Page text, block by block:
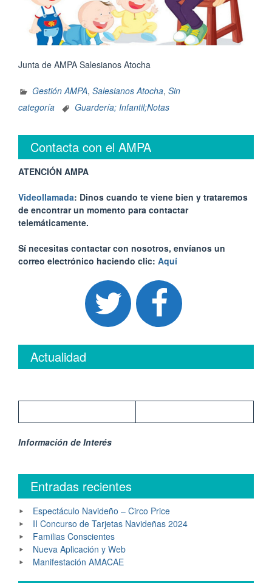
Junta de AMPA Salesianos Atocha
Gestión AMPA, Salesianos Atocha, Sin
categoría
Guardería; Infantil;Notas
Contacta con el AMPA
ATENCIÓN AMPA
Videollamada: Dinos cuando te viene bien y trataremos
de encontrar un momento para contactar
telemáticamente.
Sí necesitas contactar con nosotros, envíanos un
correo electrónico haciendo clic: Aquí
Actualidad
Información de Interés
Entradas recientes
Espectáculo Navideño – Circo Price
II Concurso de Tarjetas Navideñas 2024
Familias Conscientes
Nueva Aplicación y Web
Manifestación AMACAE